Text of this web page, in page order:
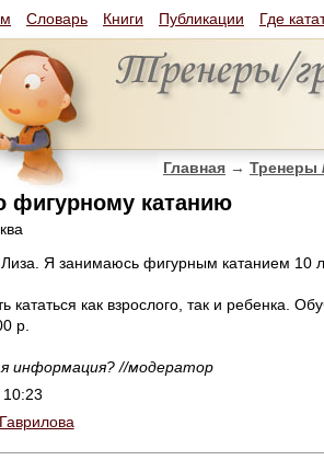
Словарь Книги Публикации Где
Главная → Тренеры
фигурному катанию
Я занимаюсь фигурным катанием 10
кататься как взрослого, так и ребенка.
р.
информация? //модератор
Гаврилова